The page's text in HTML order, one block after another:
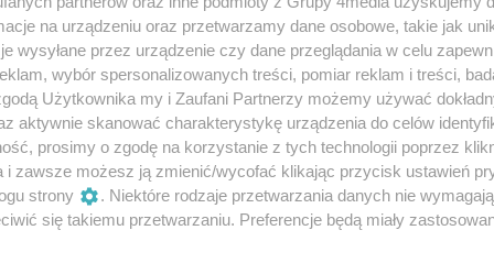
89 / 164
na urządzeniu oraz przetwarzamy dane osobowe, takie jak
wysyłane przez urządzenie czy dane przeglądania w celu
wybór spersonalizowanych treści, pomiar reklam i treści,
Użytkownika my i Zaufani Partnerzy możemy używać
aktywnie skanować charakterystykę urządzenia do celów
prosimy o zgodę na korzystanie z tych technologii poprzez
i zawsze możesz ją zmienić/wycofać klikając przycisk ustawień
strony
. Niektóre rodzaje przetwarzania danych nie
się takiemu przetwarzaniu. Preferencje będą miały